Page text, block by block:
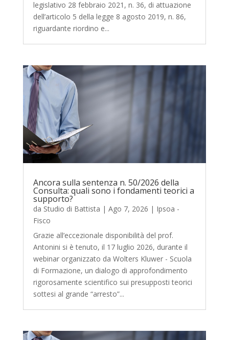
legislativo 28 febbraio 2021, n. 36, di attuazione
dell’articolo 5 della legge 8 agosto 2019, n. 86,
riguardante riordino e...
Ancora sulla sentenza n. 50/2026 della
Consulta: quali sono i fondamenti teorici a
supporto?
da Studio di Battista | Ago 7, 2026 | Ipsoa -
Fisco
Grazie all’eccezionale disponibilità del prof.
Antonini si è tenuto, il 17 luglio 2026, durante il
webinar organizzato da Wolters Kluwer - Scuola
di Formazione, un dialogo di approfondimento
rigorosamente scientifico sui presupposti teorici
sottesi al grande “arresto”...